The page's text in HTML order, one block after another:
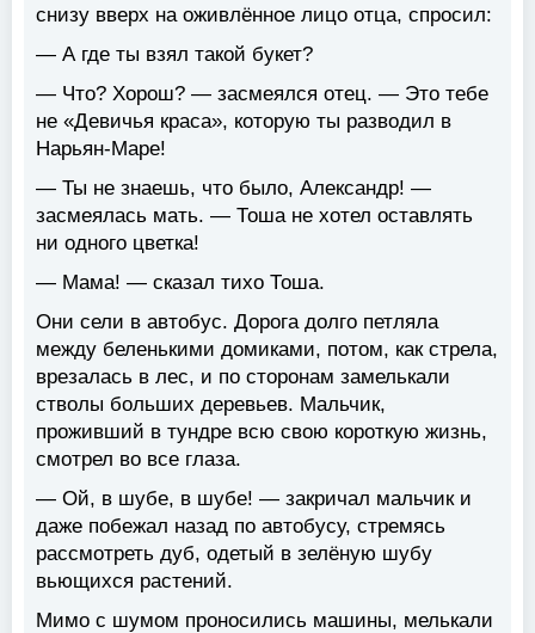
снизу вверх на оживлённое лицо отца, спросил:
— А где ты взял такой букет?
— Что? Хорош? — засмеялся отец. — Это тебе
не «Девичья краса», которую ты разводил в
Нарьян-Маре!
— Ты не знаешь, что было, Александр! —
засмеялась мать. — Тоша не хотел оставлять
ни одного цветка!
— Мама! — сказал тихо Тоша.
Они сели в автобус. Дорога долго петляла
между беленькими домиками, потом, как стрела,
врезалась в лес, и по сторонам замелькали
стволы больших деревьев. Мальчик,
проживший в тундре всю свою короткую жизнь,
смотрел во все глаза.
— Ой, в шубе, в шубе! — закричал мальчик и
даже побежал назад по автобусу, стремясь
рассмотреть дуб, одетый в зелёную шубу
вьющихся растений.
Мимо с шумом проносились машины, мелькали